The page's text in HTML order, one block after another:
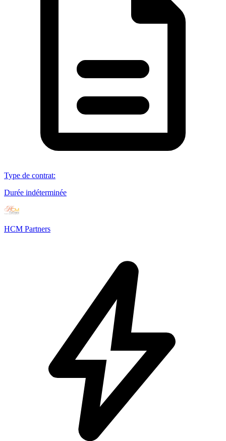
Type de contrat:
Durée indéterminée
HCM Partners